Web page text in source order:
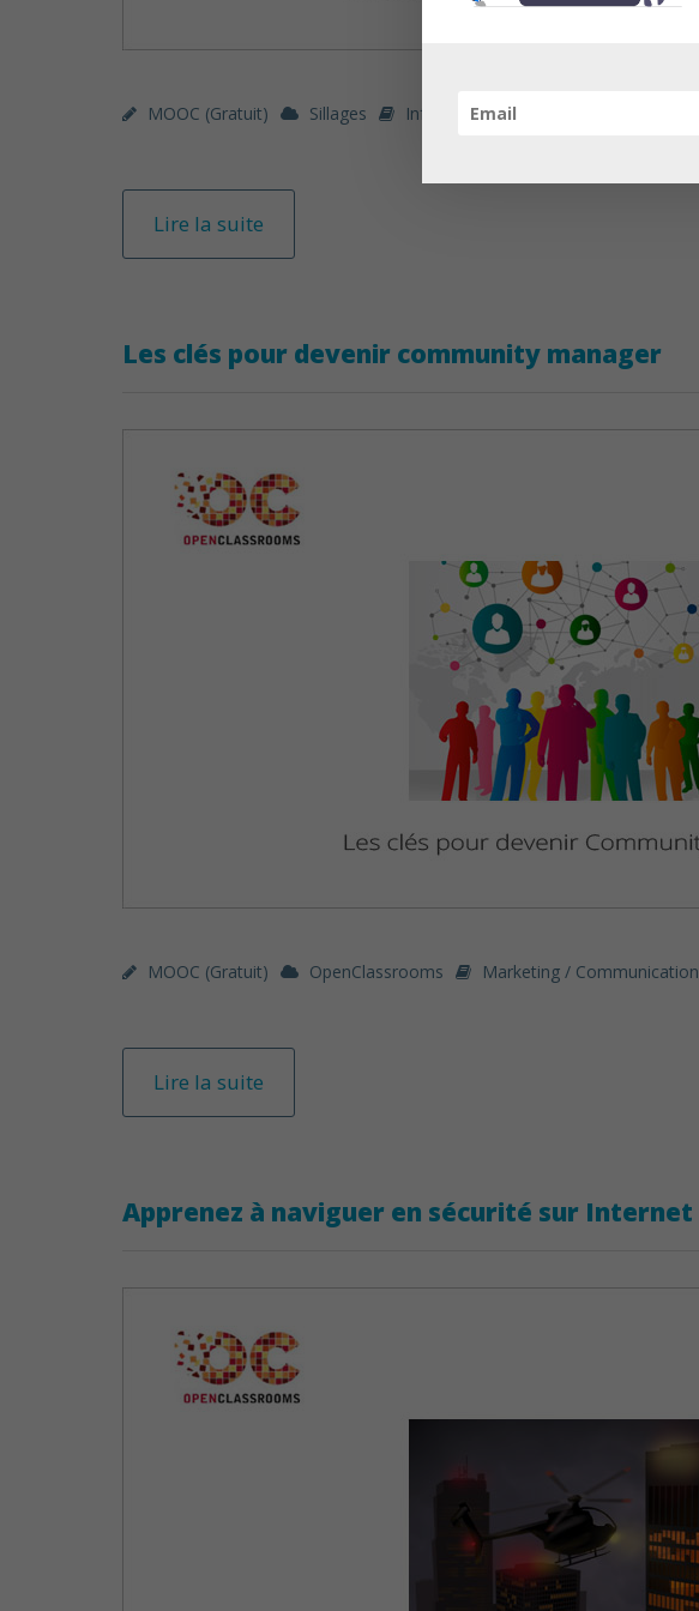
MOOC (gratuit) Sillages Informatique / Programmation
Lire la suite
Les clés pour devenir community manager
MOOC (gratuit) OpenClassrooms Marketing / Communication
Lire la suite
Apprenez à naviguer en sécurité sur Internet